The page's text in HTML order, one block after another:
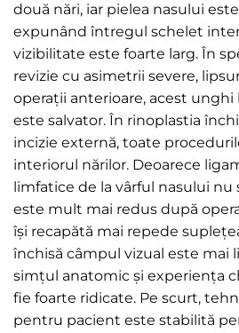
două nări, iar pielea nasului
expunând întregul schelet
vizibilitate este foarte larg. În
revizie cu asimetrii severe,
operații anterioare, acest
este salvator. În rinoplastia
incizie externă, toate
interiorul nărilor. Deoarece
limfatice de la vârful nasului
este mult mai redus după
își recapătă mai repede
închisă câmpul vizual este mai
simțul anatomic și experiența
fie foarte ridicate. Pe scurt,
pentru pacient este stabilită